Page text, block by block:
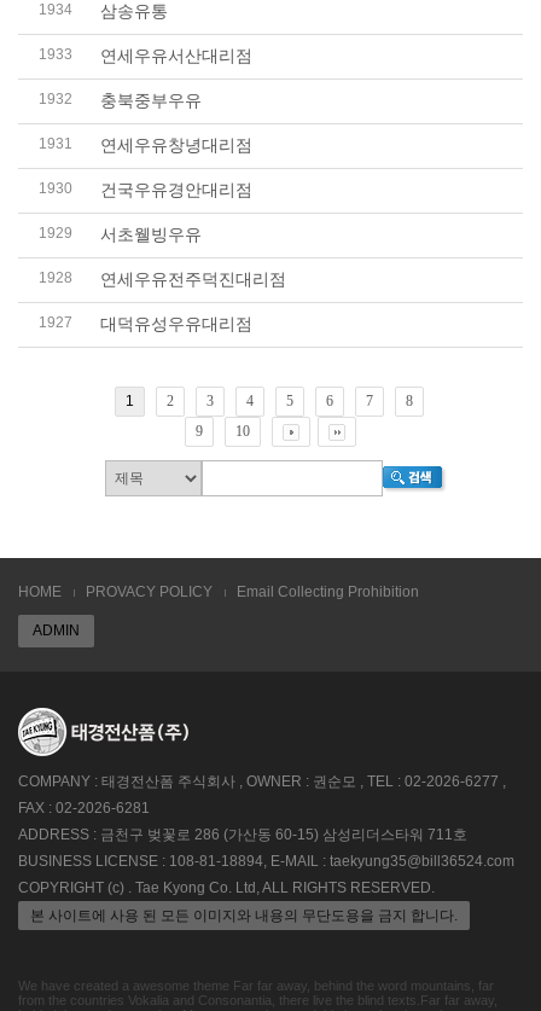
1934 삼송유통
1933 연세우유서산대리점
1932 충북중부우유
1931 연세우유창녕대리점
1930 건국우유경안대리점
1929 서초웰빙우유
1928 연세우유전주덕진대리점
1927 대덕유성우유대리점
1 2 3 4 5 6 7
8
9
10
HOME PROVACY POLICY Email Collecting Prohibition
ADMIN
COMPANY : 태경전산폼 주식회사 , OWNER : 권순모 , TEL : 02-2026-6277 ,
FAX : 02-2026-6281
ADDRESS : 금천구 벚꽃로 286 (가산동 60-15) 삼성리더스타워 711호
BUSINESS LICENSE : 108-81-18894, E-MAIL : taekyung35@bill36524.com
COPYRIGHT (c) . Tae Kyong Co. Ltd, ALL RIGHTS RESERVED.
본 사이트에 사용 된 모든 이미지와 내용의 무단도용을 금지 합니다.
We have created a awesome theme Far far away, behind the word mountains, far
from the countries Vokalia and Consonantia, there live the blind texts.Far far away,